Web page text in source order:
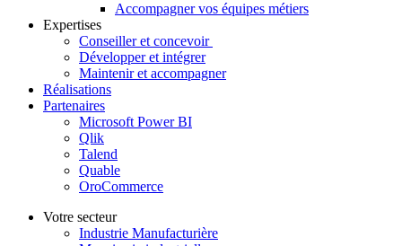
Accompagner vos équipes métiers
Expertises
Conseiller et concevoir
Développer et intégrer
Maintenir et accompagner
Réalisations
Partenaires
Microsoft Power BI
Qlik
Talend
Quable
OroCommerce
Votre secteur
Industrie Manufacturière